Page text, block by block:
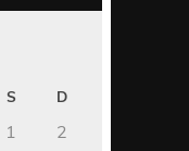
S D
1
2